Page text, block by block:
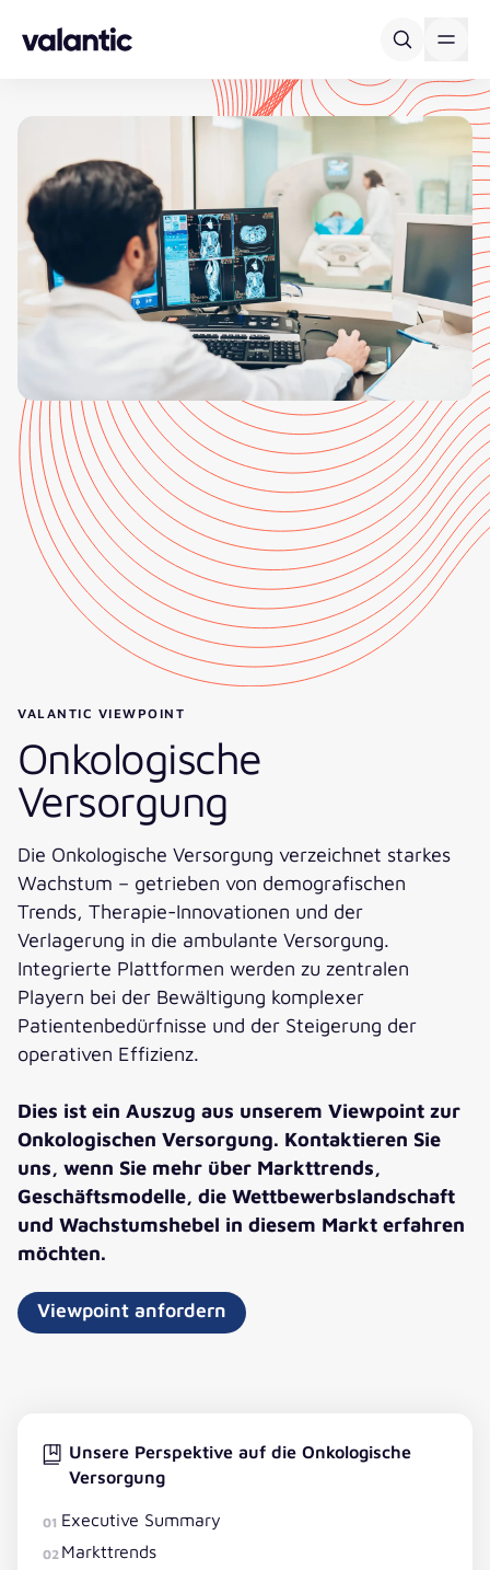
VALANTIC VIEWPOINT
Onkologische
Versorgung
Die Onkologische Versorgung verzeichnet starkes
Wachstum – getrieben von demografischen
Trends, Therapie-Innovationen und der
Verlagerung in die ambulante Versorgung.
Integrierte Plattformen werden zu zentralen
Playern bei der Bewältigung komplexer
Patientenbedürfnisse und der Steigerung der
operativen Effizienz.
Dies ist ein Auszug aus unserem Viewpoint zur
Onkologischen Versorgung. Kontaktieren Sie
uns, wenn Sie mehr über Markttrends,
Geschäftsmodelle, die Wettbewerbslandschaft
und Wachstumshebel in diesem Markt erfahren
möchten.
Viewpoint anfordern
Unsere Perspektive auf die Onkologische
Versorgung
01 Executive Summary
02 Markttrends